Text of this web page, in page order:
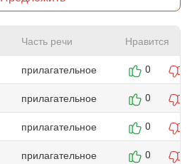
Часть речи Нравится
прилагательное 0
прилагательное 0
прилагательное 0
прилагательное 0